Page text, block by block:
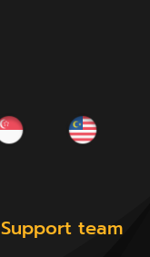
Support team